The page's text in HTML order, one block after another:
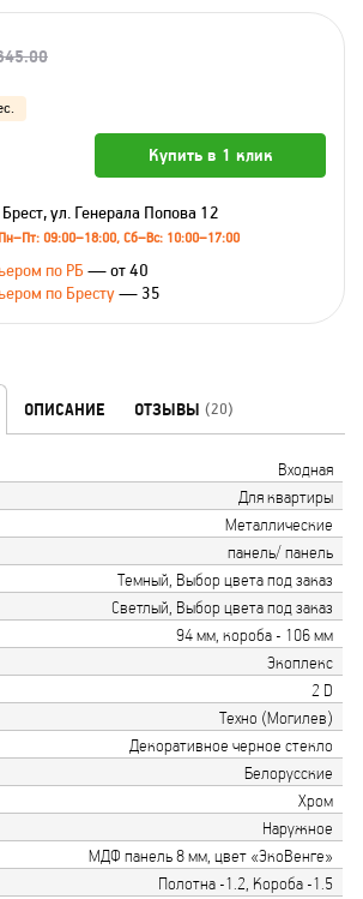
Купить в 1 клик
ул. Генерала Попова 12
09:00–18:00, Сб–Вс: 10:00–17:00
по РБ — от 40
по Бресту— 35
ОПИСАНИЕ ОТЗЫВЫ (20)
Входная
Для квартиры
Металлические
панель/ панель
Темный, Выбор цвета под заказ
Светлый, Выбор цвета под заказ
94 мм, короба - 106 мм
Экоплекс
2 D
Техно (Могилев)
Декоративное черное стекло
Белорусские
Хром
Наружное
МДФ панель 8 мм, цвет «ЭкоВенге»
Полотна -1.2, Короба -1.5